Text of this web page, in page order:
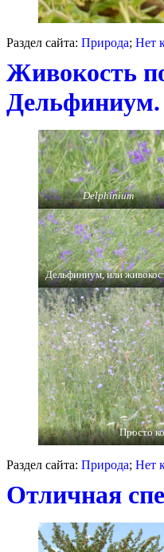
Раздел сайта: Природа; Нет
Живокость
Дельфиниум.
Delphínium
Дельфиниум, или
Просто
Раздел сайта: Природа; Нет
Отличная